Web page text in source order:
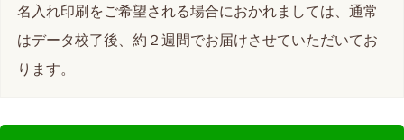
名入れ印刷をご希望される場合におかれましては、通常
はデータ校了後、約２週間でお届けさせていただいてお
ります。